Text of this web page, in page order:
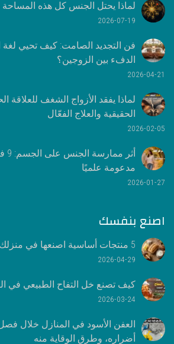
لماذا يحتل الجنس كل هذه
2026-07-19
فن التجديد الصامت: كيف تحيي
الدفء بين الزوجين؟
2026-04-21
لماذا يفقد الأزواج الشغف للعلاقة
الحقيقية والعلاج الفعّال
2026-02-05
مدعومة علميًا
2026-01-27
اصنع بنفسك
5 منتجات أساسية اصنعها في منزلك بجودة تفوق “الجاهز”
2026-04-29
كيف تصنع خل التفاح الطبيعي في
2026-03-24
العفن الأسود في المنازل خلال فصل
أضراره، وطرق الوقاية منه